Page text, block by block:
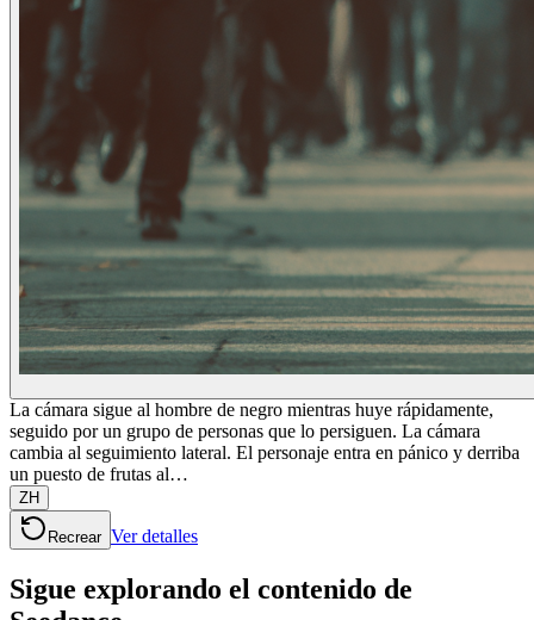
La cámara sigue al hombre de negro mientras huye rápidamente,
seguido por un grupo de personas que lo persiguen. La cámara
cambia al seguimiento lateral. El personaje entra en pánico y derriba
un puesto de frutas al…
ZH
Recrear Ver detalles
Sigue explorando el contenido de